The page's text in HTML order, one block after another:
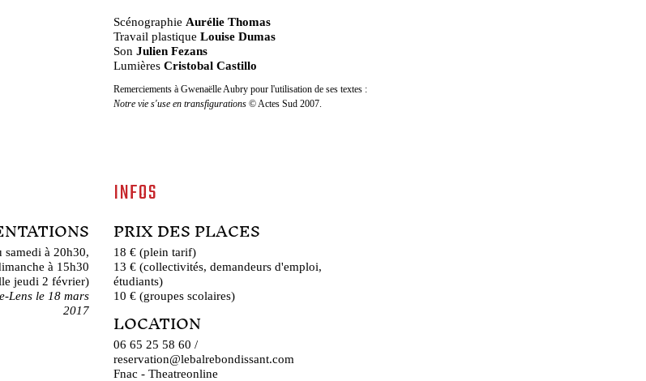
Scénographie Aurélie Thomas
Travail plastique Louise Dumas
Son Julien Fezans
Lumières Cristobal Castillo
Remerciements à Gwenaëlle Aubry pour l'utilisation de ses textes :
Notre vie s'use en transfigurations © Actes Sud 2007.
INFOS
samedi à 20h30,
à 15h30
jeudi 2 février)
Lens le 18 mars
2017
PRIX DES PLACES
18 € (plein tarif)
13 € (collectivités, demandeurs d'emploi,
étudiants)
10 € (groupes scolaires)
LOCATION
06 65 25 58 60 /
reservation@lebalrebondissant.com
Fnac - Theatreonline